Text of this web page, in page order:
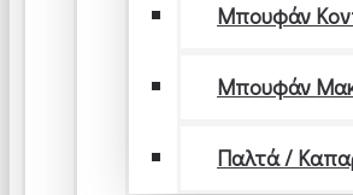
Μπουφάν
Μπουφάν
Παλτά /